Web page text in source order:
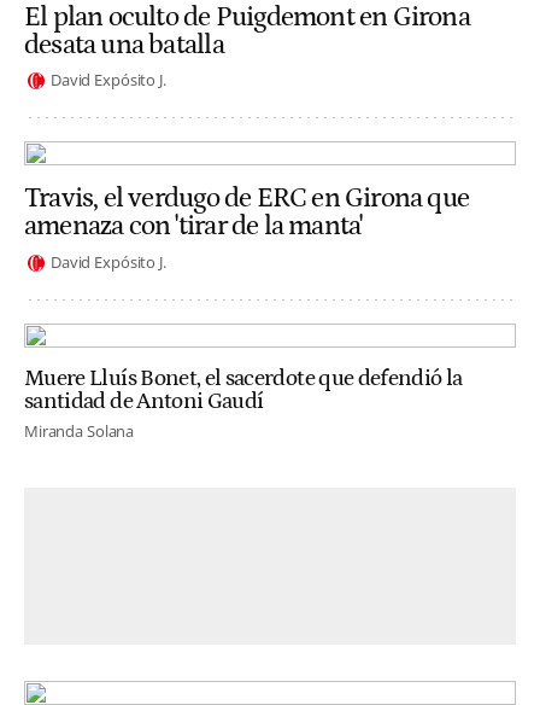
El plan oculto de Puigdemont en Girona
desata una batalla
David Expósito J.
Travis, el verdugo de ERC en Girona que
amenaza con 'tirar de la manta'
David Expósito J.
Muere Lluís Bonet, el sacerdote que defendió la
santidad de Antoni Gaudí
Miranda Solana